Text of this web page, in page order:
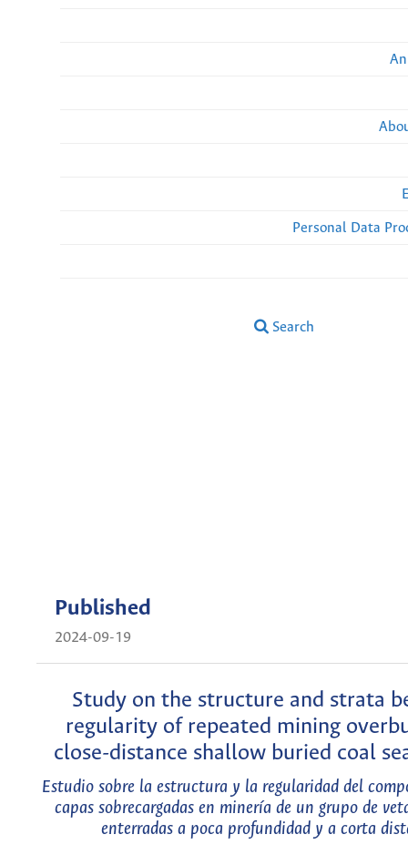
Personal Data
Search
Published
2024-09-19
Study on the structure and strata
regularity of repeated mining
close-distance shallow buried coal
Estudio sobre la estructura y la regularidad del
capas sobrecargadas en minería de un grupo de
enterradas a poca profundidad y a corta